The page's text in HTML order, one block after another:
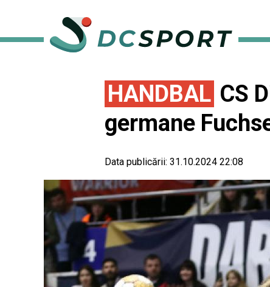
HANDBAL CS
germane
Data publicării: 31.10.2024 22:08